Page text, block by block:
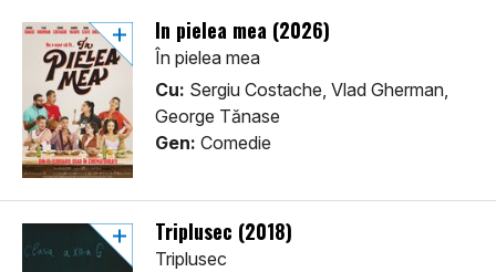
În pielea mea (2026)
În pielea mea
Cu: Sergiu Costache, Vlad Gherman,
George Tănase
Gen: Comedie
Triplusec (2018)
Triplusec